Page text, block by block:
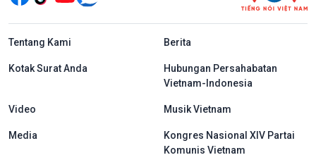
menu footer tiếng Indo
Tentang Kami Berita
Kotak Surat Anda
Hubungan Persahabatan
Vietnam-Indonesia
Video Musik Vietnam
Media
Kongres Nasional XIV Partai
Komunis Vietnam